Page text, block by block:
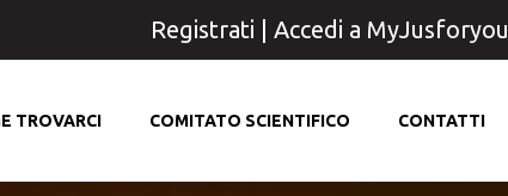
Registrati Accedi a MyJusforyou
TROVARCI COMITATO SCIENTIFICO CONTATTI